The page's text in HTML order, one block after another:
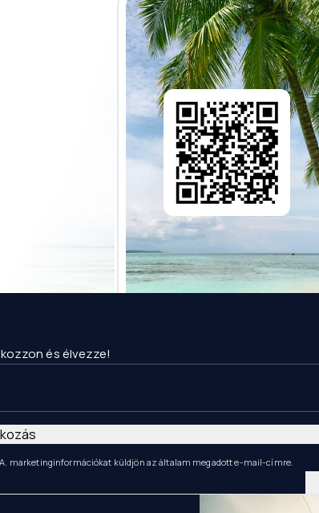
és élvezze!
marketinginformációkat küldjön az általam megadott e-mail-címre.